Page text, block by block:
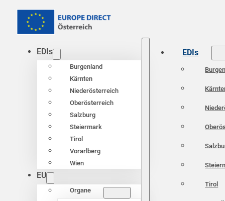
EDIs
Burgenland
Kärnten
Niederösterreich
Oberösterreich
Salzburg
Steiermark
Tirol
Vorarlberg
Wien
EU
Organe
EDIs
Tirol